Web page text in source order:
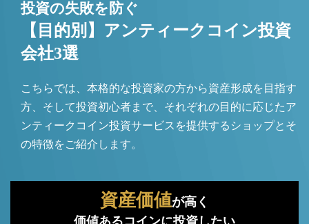
投資の失敗を防ぐ
【目的別】アンティークコイン投資
会社3選
こちらでは、本格的な投資家の方から資産形成を目指す
方、そして投資初心者まで、それぞれの目的に応じたア
ンティークコイン投資サービスを提供するショップとそ
の特徴をご紹介します。
資産価値が高く
価値あるコインに投資したい